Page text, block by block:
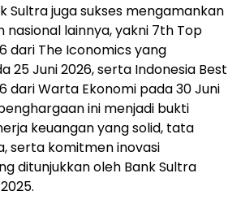
Sultra juga sukses mengamankan
nasional lainnya, yakni 7th Top
dari The Iconomics yang
25 Juni 2026, serta Indonesia Best
dari Warta Ekonomi pada 30 Juni
ini menjadi bukti
keuangan yang solid, tata
serta komitmen inovasi
ditunjukkan oleh Bank Sultra